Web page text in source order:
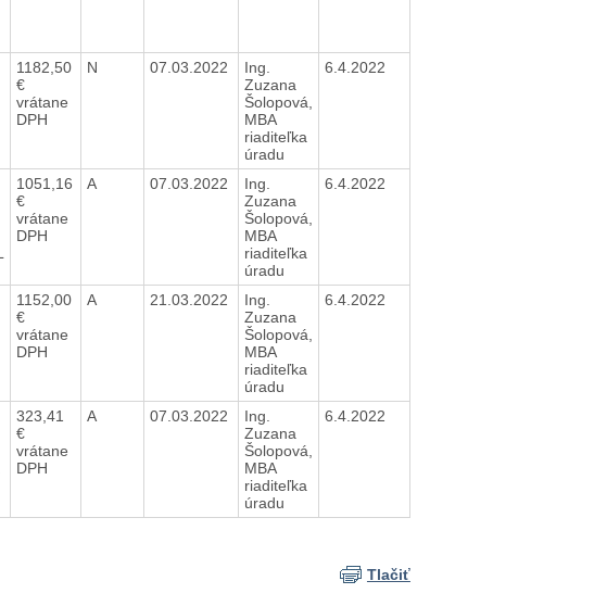
1182,50
€
vrátane
DPH
N 07.03.2022
Ing.
Zuzana
Šolopová,
MBA
riaditeľka
úradu
6.4.2022
1051,16
€
vrátane
DPH
A 07.03.2022
Ing.
Zuzana
Šolopová,
MBA
riaditeľka
úradu
6.4.2022
1152,00
€
vrátane
DPH
A 21.03.2022
Ing.
Zuzana
Šolopová,
MBA
riaditeľka
úradu
6.4.2022
323,41
€
vrátane
DPH
A 07.03.2022
Ing.
Zuzana
Šolopová,
MBA
riaditeľka
úradu
6.4.2022
Tlačiť